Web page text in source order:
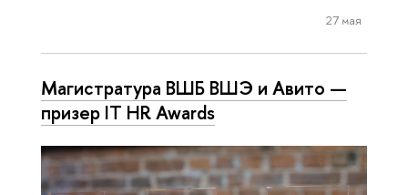
27 мая
Магистратура ВШБ ВШЭ и Авито —
призер IT HR Awards